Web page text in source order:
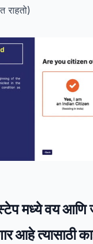
राहतो)
मध्ये वय आणि
आहे त्यासाठी